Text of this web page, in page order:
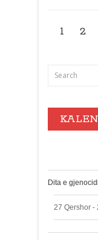
1 2
Dita e
27 Qershor -